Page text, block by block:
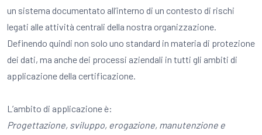
un sistema documentato all’interno di un contesto di rischi
legati alle attività centrali della nostra organizzazione.
Definendo quindi non solo uno standard in materia di protezione
dei dati, ma anche dei processi aziendali in tutti gli ambiti di
applicazione della certificazione.
L’ambito di applicazione è:
Progettazione, sviluppo, erogazione, manutenzione e